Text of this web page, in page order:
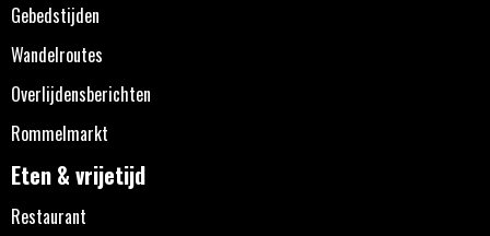
Gebedstijden
Wandelroutes
Overlijdensberichten
Rommelmarkt
Eten & vrijetijd
Restaurant